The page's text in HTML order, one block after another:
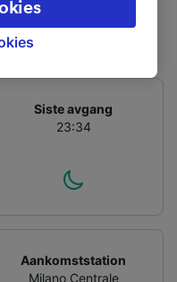
fra Rho til Milano
173,18.
Siste avgang
23:34
Aankomststation
Milano Centrale
will not affect
not be used for
data to provide:
Actively scan
a device.
content,
development.